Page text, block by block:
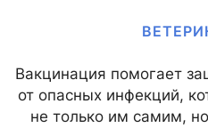
Вакцинация помогает
от опасных инфекций,
не только им самим,